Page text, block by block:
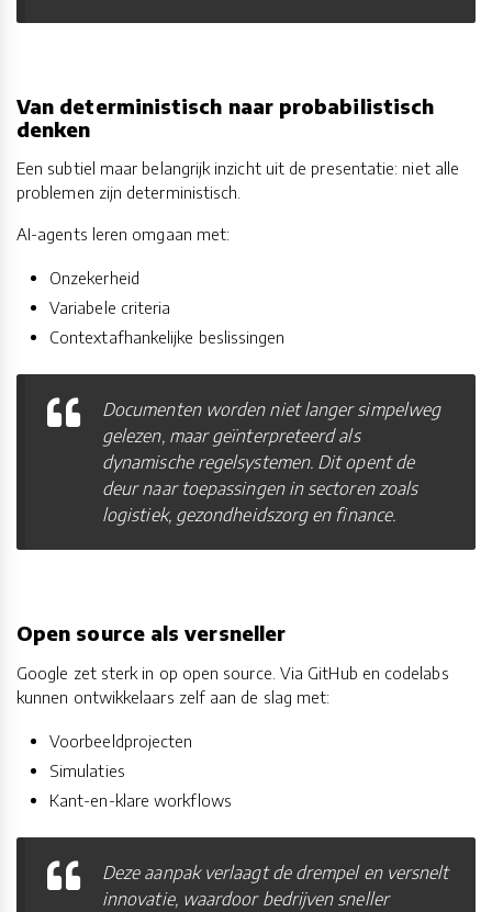
Van deterministisch naar probabilistisch
denken
Een subtiel maar belangrijk inzicht uit de presentatie: niet alle
problemen zijn deterministisch.
AI-agents leren omgaan met:
Onzekerheid
Variabele criteria
Contextafhankelijke beslissingen
Documenten worden niet langer simpelweg
gelezen, maar geïnterpreteerd als
dynamische regelsystemen. Dit opent de
deur naar toepassingen in sectoren zoals
logistiek, gezondheidszorg en finance.
Open source als versneller
Google zet sterk in op open source. Via GitHub en codelabs
kunnen ontwikkelaars zelf aan de slag met:
Voorbeeldprojecten
Simulaties
Kant-en-klare workflows
Deze aanpak verlaagt de drempel en versnelt
innovatie, waardoor bedrijven sneller